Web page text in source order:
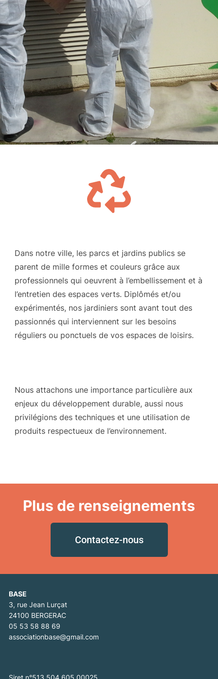
Dans notre ville, les parcs et jardins publics se
parent de mille formes et couleurs grâce aux
professionnels qui oeuvrent à l’embellissement et à
l’entretien des espaces verts. Diplômés et/ou
expérimentés, nos jardiniers sont avant tout des
passionnés qui interviennent sur les besoins
réguliers ou ponctuels de vos espaces de loisirs.
Nous attachons une importance particulière aux
enjeux du développement durable, aussi nous
privilégions des techniques et une utilisation de
produits respectueux de l’environnement.
Plus de renseignements
Contactez-nous
BASE
3, rue Jean Lurçat
24100 BERGERAC
05 53 58 88 69
associationbase@gmail.com
Siret n°513 504 605 00025